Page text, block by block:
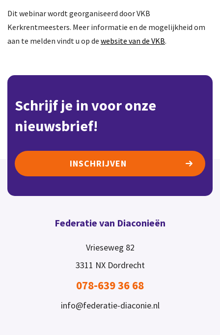
Dit webinar wordt georganiseerd door VKB
Kerkrentmeesters. Meer informatie en de mogelijkheid om
aan te melden vindt u op de website van de VKB.
Schrijf je in voor onze
nieuwsbrief!
INSCHRIJVEN
Federatie van Diaconieën
Vrieseweg 82
3311 NX Dordrecht
078-639 36 68
info@federatie-diaconie.nl